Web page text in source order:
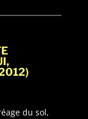
du sol,